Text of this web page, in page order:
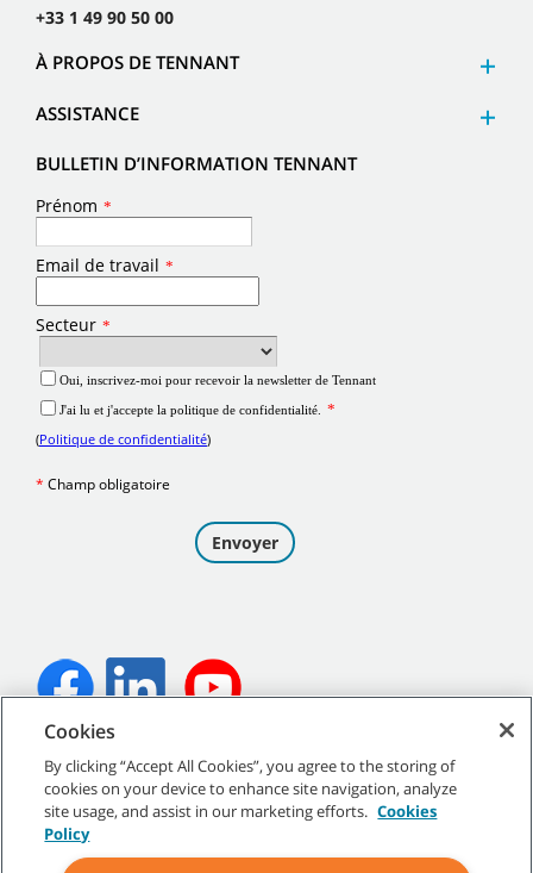
+33 1 49 90 50 00
À PROPOS DE TENNANT
ASSISTANCE
BULLETIN D’INFORMATION TENNANT
©2026Tennant Company. Tous droits réservés.
Cookies
By clicking “Accept All Cookies”, you agree to the storing of
cookies on your device to enhance site navigation, analyze
site usage, and assist in our marketing efforts. Cookies
Policy